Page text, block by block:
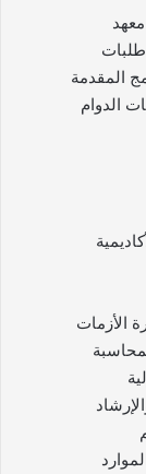
المقدمة
الدوام
الأزمات